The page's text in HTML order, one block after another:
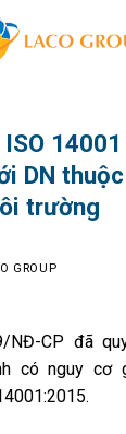
DN
trường
GROUP
NĐ-CP đã
có nguy cơ